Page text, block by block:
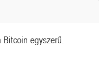
egyszerű.